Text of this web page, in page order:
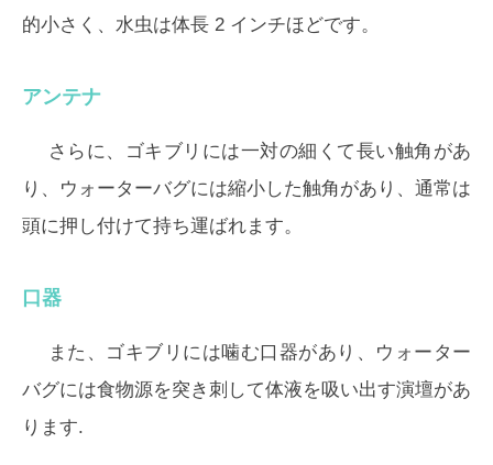
的小さく、水虫は体長 2 インチほどです。
アンテナ
さらに、ゴキブリには一対の細くて長い触角があ
り、ウォーターバグには縮小した触角があり、通常は
頭に押し付けて持ち運ばれます。
口器
また、ゴキブリには噛む口器があり、ウォーター
バグには食物源を突き刺して体液を吸い出す演壇があ
ります.